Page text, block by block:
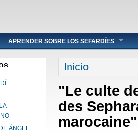
APRENDER SOBRE LOS SEFARDÍES
ÁNGEL
Se encuentra
Inicio
"Le culte
des
marocaine"